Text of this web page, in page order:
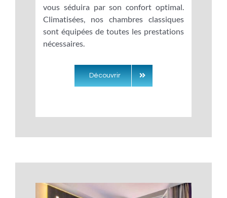
vous séduira par son confort optimal.
Climatisées, nos chambres classiques
sont équipées de toutes les prestations
nécessaires.
Découvrir